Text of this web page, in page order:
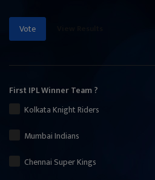
Vote
First IPL Winner Team ?
Kolkata Knight Riders
Mumbai Indians
Chennai Super Kings